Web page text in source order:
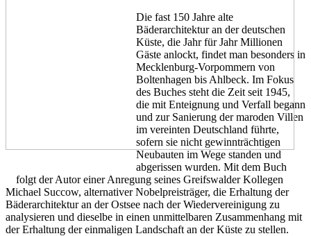
Die fast 150 Jahre alte
Bäderarchitektur an der deutschen
Küste, die Jahr für Jahr Millionen
Gäste anlockt, findet man besonders in
Mecklenburg-Vorpommern von
Boltenhagen bis Ahlbeck. Im Fokus
des Buches steht die Zeit seit 1945,
die mit Enteignung und Verfall begann
und zur Sanierung der maroden Villen
im vereinten Deutschland führte,
sofern sie nicht gewinnträchtigen
Neubauten im Wege standen und
abgerissen wurden. Mit dem Buch
folgt der Autor einer Anregung seines Greifswalder Kollegen
Michael Succow, alternativer Nobelpreisträger, die Erhaltung der
Bäderarchitektur an der Ostsee nach der Wiedervereinigung zu
analysieren und dieselbe in einen unmittelbaren Zusammenhang mit
der Erhaltung der einmaligen Landschaft an der Küste zu stellen.